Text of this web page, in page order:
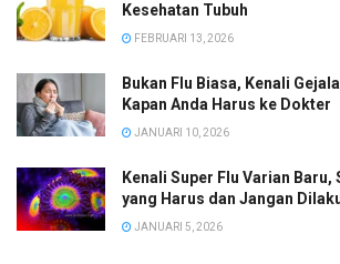
Kesehatan Tubuh
FEBRUARI 13, 2026
Bukan Flu Biasa, Kenali
Kapan Anda Harus ke Dokter
JANUARI 10, 2026
Kenali Super Flu Varian Baru,
yang Harus dan Jangan
JANUARI 5, 2026